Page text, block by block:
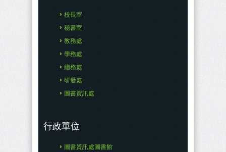
校長室
秘書室
教務處
學務處
總務處
研發處
圖書資訊處
行政單位
圖書資訊處圖書館